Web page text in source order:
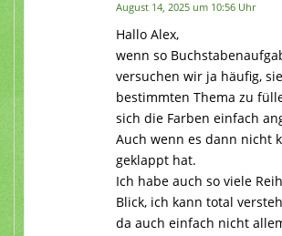
August 14, 2025 um 10:56 Uhr
Hallo Alex,
wenn so
versuchen wir ja häufig,
bestimmten Thema zu
sich die Farben einfach
Auch wenn es dann nicht
geklappt hat.
Ich habe auch so viele
Blick, ich kann total
da auch einfach nicht